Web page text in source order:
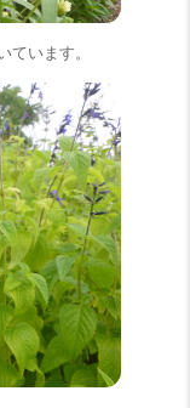
ています。